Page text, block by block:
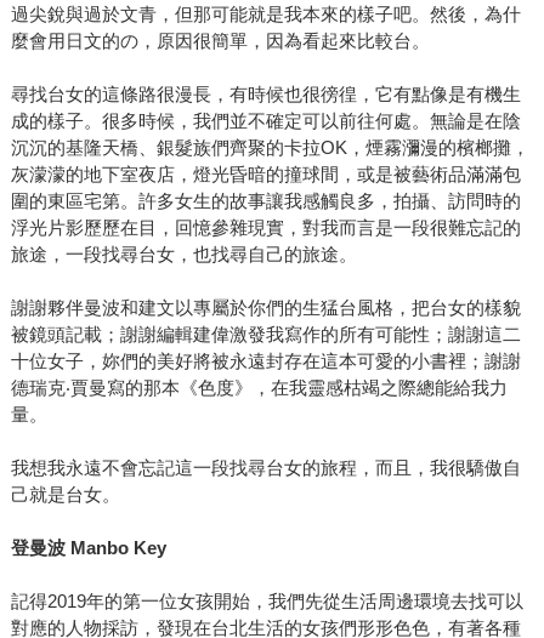
過尖銳與過於文青，但那可能就是我本來的樣子吧。然後，為什
麼會用日文的の，原因很簡單，因為看起來比較台。
尋找台女的這條路很漫長，有時候也很徬徨，它有點像是有機生
成的樣子。很多時候，我們並不確定可以前往何處。無論是在陰
沉沉的基隆天橋、銀髮族們齊聚的卡拉OK，煙霧瀰漫的檳榔攤，
灰濛濛的地下室夜店，燈光昏暗的撞球間，或是被藝術品滿滿包
圍的東區宅第。許多女生的故事讓我感觸良多，拍攝、訪問時的
浮光片影歷歷在目，回憶參雜現實，對我而言是一段很難忘記的
旅途，一段找尋台女，也找尋自己的旅途。
謝謝夥伴曼波和建文以專屬於你們的生猛台風格，把台女的樣貌
被鏡頭記載；謝謝編輯建偉激發我寫作的所有可能性；謝謝這二
十位女子，妳們的美好將被永遠封存在這本可愛的小書裡；謝謝
德瑞克‧賈曼寫的那本《色度》，在我靈感枯竭之際總能給我力
量。
我想我永遠不會忘記這一段找尋台女的旅程，而且，我很驕傲自
己就是台女。
登曼波Manbo Key
記得2019年的第一位女孩開始，我們先從生活周邊環境去找可以
對應的人物採訪，發現在台北生活的女孩們形形色色，有著各種